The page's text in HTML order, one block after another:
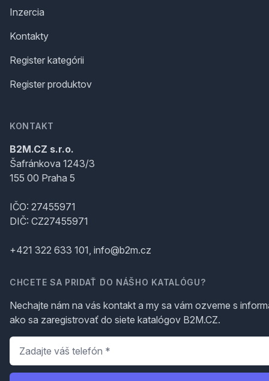
Inzercia
Kontakty
Register kategórii
Register produktov
KONTAKT
B2M.CZ s.r.o.
Šafránkova 1243/3
155 00 Praha 5
IČO: 27455971
DIČ: CZ27455971
+421 322 633 101, info@b2m.cz
CHCETE SA PRIDAŤ DO NÁŠHO KATALÓGU?
Nechajte nám na vás kontakt a my sa vám ozveme s
ako sa zaregistrovať do siete katalógov B2M.CZ.
Telefón